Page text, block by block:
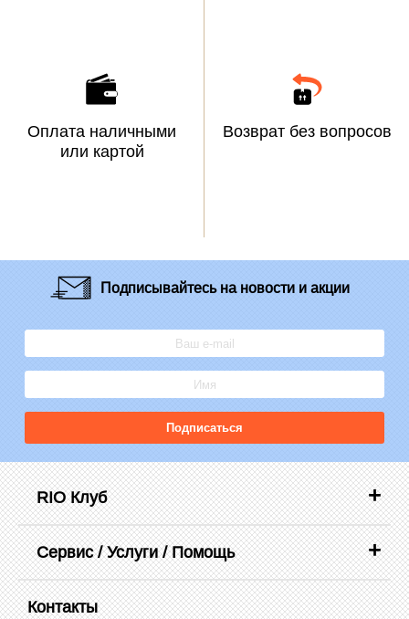
Оплата наличными
или картой
Возврат без вопросов
Подписывайтесьна новости и акции
Подписаться
RIO Клуб
Сервис / Услуги / Помощь
Контакты